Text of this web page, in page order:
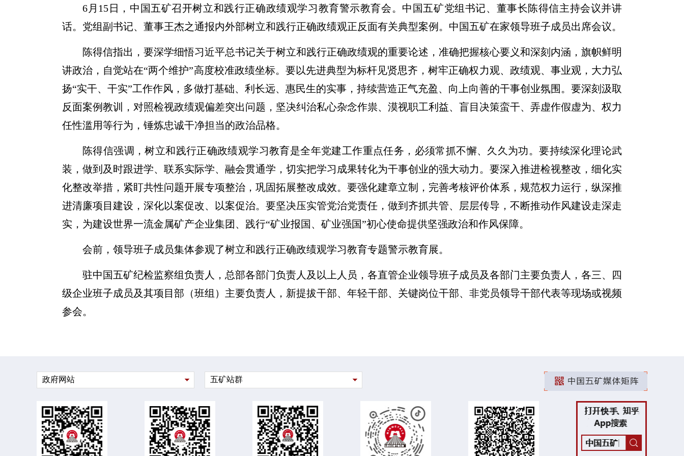
6月15日，中国五矿召开树立和践行正确政绩观学习教育警示教育会。中国五矿党组书记、董事长陈得信主持会议并讲
话。党组副书记、董事王杰之通报内外部树立和践行正确政绩观正反面有关典型案例。中国五矿在家领导班子成员出席会议。
陈得信指出，要深学细悟习近平总书记关于树立和践行正确政绩观的重要论述，准确把握核心要义和深刻内涵，旗帜鲜明
讲政治，自觉站在“两个维护”高度校准政绩坐标。要以先进典型为标杆见贤思齐，树牢正确权力观、政绩观、事业观，大力弘
扬“实干、干实”工作作风，多做打基础、利长远、惠民生的实事，持续营造正气充盈、向上向善的干事创业氛围。要深刻汲取
反面案例教训，对照检视政绩观偏差突出问题，坚决纠治私心杂念作祟、漠视职工利益、盲目决策蛮干、弄虚作假虚为、权力
任性滥用等行为，锤炼忠诚干净担当的政治品格。
陈得信强调，树立和践行正确政绩观学习教育是全年党建工作重点任务，必须常抓不懈、久久为功。要持续深化理论武
装，做到及时跟进学、联系实际学、融会贯通学，切实把学习成果转化为干事创业的强大动力。要深入推进检视整改，细化实
化整改举措，紧盯共性问题开展专项整治，巩固拓展整改成效。要强化建章立制，完善考核评价体系，规范权力运行，纵深推
进清廉项目建设，深化以案促改、以案促治。要坚决压实管党治党责任，做到齐抓共管、层层传导，不断推动作风建设走深走
实，为建设世界一流金属矿产企业集团、践行“矿业报国、矿业强国”初心使命提供坚强政治和作风保障。
会前，领导班子成员集体参观了树立和践行正确政绩观学习教育专题警示教育展。
驻中国五矿纪检监察组负责人，总部各部门负责人及以上人员，各直管企业领导班子成员及各部门主要负责人，各三、四
级企业班子成员及其项目部（班组）主要负责人，新提拔干部、年轻干部、关键岗位干部、非党员领导干部代表等现场或视频
参会。
政府网站 五矿站群